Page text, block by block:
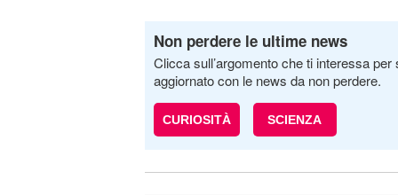
Non perdere le ultime news
Clicca sull’argomento che ti interessa
aggiornato con le news da non perdere.
CURIOSITÀ SCIENZA